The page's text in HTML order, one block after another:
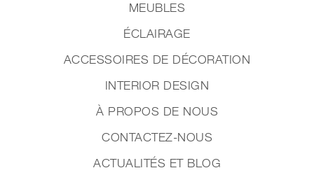
MEUBLES
ÉCLAIRAGE
ACCESSOIRES DE DÉCORATION
INTERIOR DESIGN
À PROPOS DE NOUS
CONTACTEZ-NOUS
ACTUALITÉS ET BLOG